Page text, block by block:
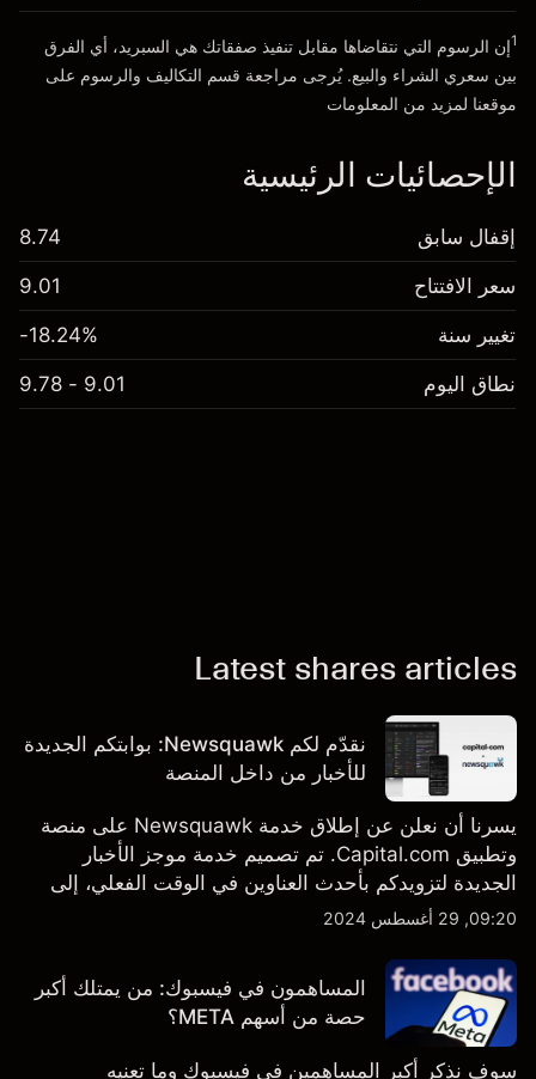
1إن الرسوم التي نتقاضاها مقابل تنفيذ صفقاتك هي السبريد، أي الفرق
بين سعري الشراء والبيع. يُرجى مراجعة قسم التكاليف والرسوم على
موقعنا لمزيد من المعلومات
الإحصائيات الرئيسية
إقفال سابق 8.74
سعر الافتتاح 9.01
تغيير سنة -18.24%
نطاق اليوم 9.01 - 9.78
Latest shares articles
نقدّم لكم Newsquawk: بوابتكم الجديدة
للأخبار من داخل المنصة
يسرنا أن نعلن عن إطلاق خدمة Newsquawk على منصة
وتطبيق Capital.com. تم تصميم خدمة موجز الأخبار
الجديدة لتزويدكم بأحدث العناوين في الوقت الفعلي، إلى
جانب قصص إخبارية مخصصة وتقارير تحليلية متعمقة - وكل
بالضبط.
09:20, 29 أغسطس 2024
المساهمون في فيسبوك: من يمتلك أكبر
حصة من أسهم META؟
سوف نذكر أكبر المساهمين في فيسبوك وما تعنيه